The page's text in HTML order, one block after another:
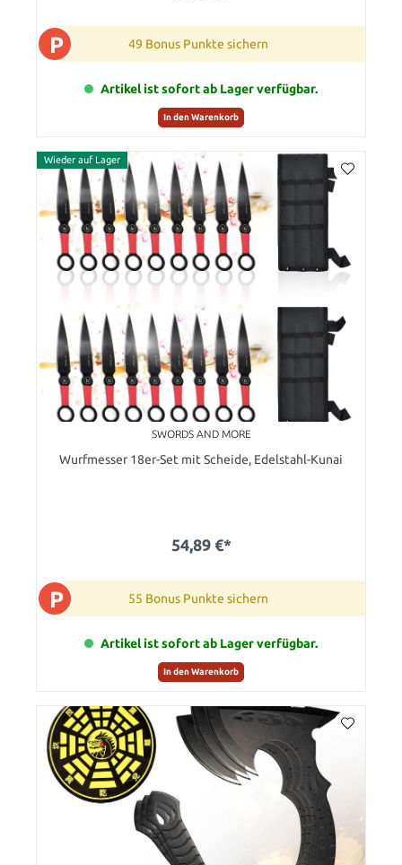
P 49 Bonus Punkte sichern
Artikel ist sofort ab Lager verfügbar.
In den Warenkorb
Wieder auf Lager
SWORDS AND MORE
Wurfmesser 18er-Set mit Scheide, Edelstahl-Kunai
54,89 €*
P 55 Bonus Punkte sichern
Artikel ist sofort ab Lager verfügbar.
In den Warenkorb